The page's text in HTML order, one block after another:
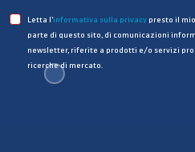
Letta l’informativa sulla privacy presto il
parte di questo sito, di comunicazioni
newsletter, riferite a prodotti e/o servizi
ricerche di mercato.